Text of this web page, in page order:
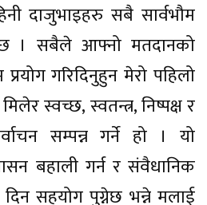
दाजुभाइहरु सबै सार्वभौम
। सबैले आफ्नो मतदानको
गरिदिनुहुन मेरो पहिलो
स्वच्छ, स्वतन्त्र, निष्पक्ष र
सम्पन्न गर्ने हो । यो
बहाली गर्न र संवैधानिक
दिन सहयोग पुग्नेछ भन्ने मलाई